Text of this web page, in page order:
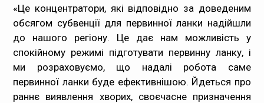
«Це концентратори, які відповідно за доведеним
обсягом субвенції для первинної ланки надійшли
до нашого регіону. Це дає нам можливість у
спокійному режимі підготувати первинну ланку, і
ми розраховуємо, що надалі робота саме
первинної ланки буде ефективнішою. Йдеться про
раннє виявлення хворих, своєчасне призначення